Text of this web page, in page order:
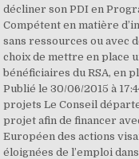
décliner son PDI en
Compétent en matière
sans ressources ou avec
choix de mettre en place
bénéficiaires du RSA, en
Publié le 30/06/2015 à
projets Le Conseil
projet afin de financer
Européen des actions
éloignées de l’emploi